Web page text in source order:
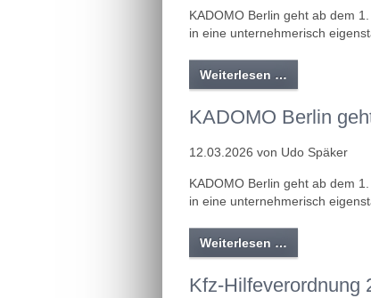
KADOMO Berlin geht ab dem
in eine unternehmerisch
Weiterlesen …
KADOMO Berlin
12.03.2026 von Udo Späker
KADOMO Berlin geht ab dem
in eine unternehmerisch
Weiterlesen …
Kfz-Hilfeverordnung